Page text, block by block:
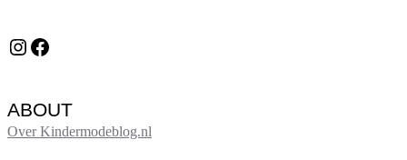
Instagram Facebook
ABOUT
Over Kindermodeblog.nl